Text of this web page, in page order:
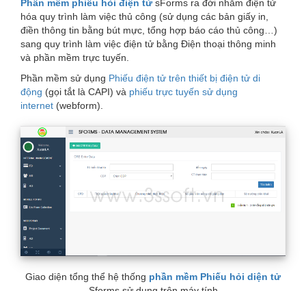
are
here
Phần mềm phiếu hỏi điện tửsForms ra đời nhằm điện tử
hóa quy trình làm việc thủ công (sử dụng các bản giấy in,
điền thông tin bằng bút mực, tổng hợp báo cáo thủ công…)
sang quy trình làm việc điện tử bằng Điện thoại thông minh
và phần mềm trực tuyến.
Phần mềm sử dụng Phiếu điện tử trên thiết bị điện tử di
động (gọi tắt là CAPI) và phiếu trực tuyến sử dụng
internet (webform).
Giao diện tổng thể hệ thống phần mềm Phiếu hỏi diện tử